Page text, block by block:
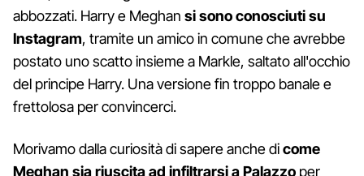
abbozzati. Harry e Meghan si sono conosciuti su
Instagram, tramite un amico in comune che avrebbe
postato uno scatto insieme a Markle, saltato all'occhio
del principe Harry. Una versione fin troppo banale e
frettolosa per convincerci.
Morivamo dalla curiosità di sapere anche dicome
Meghan sia riuscita ad infiltrarsi a Palazzo per